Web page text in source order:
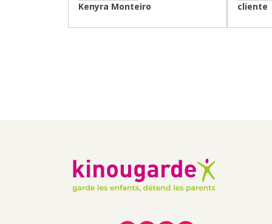
Kenyra Monteiro cliente